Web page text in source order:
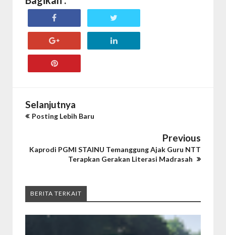
Selanjutnya
Posting Lebih Baru
Previous
Kaprodi PGMI STAINU Temanggung Ajak Guru NTT
Terapkan Gerakan Literasi Madrasah
BERITA TERKAIT